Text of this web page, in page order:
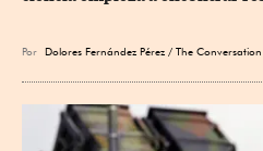
Por Dolores Fernández Pérez / The Conversation